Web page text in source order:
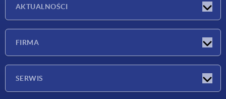
AKTUALNOŚCI
FIRMA
SERWIS